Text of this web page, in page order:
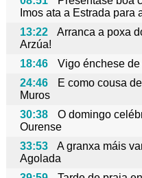
Imos ata a Estrada para
13:22
Arranca a poxa
Arzúa!
18:46
Vigo énchese de
24:46
E como cousa
Muros
30:38
O domingo
Ourense
33:53
A granxa máis
Agolada